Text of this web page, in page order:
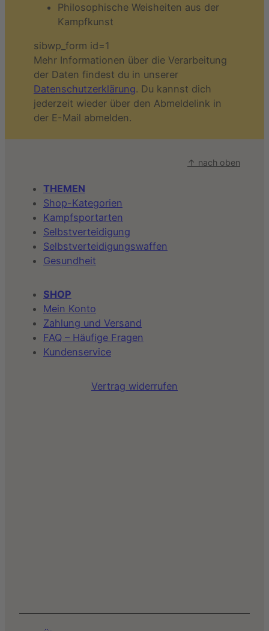
Philosophische Weisheiten aus der
Kampfkunst
sibwp_form id=1
Mehr Informationen über die Verarbeitung
der Daten findest du in unserer
Datenschutzerklärung. Du kannst dich
jederzeit wieder über den Abmeldelink in
der E-Mail abmelden.
↑ nach oben
THEMEN
Shop-Kategorien
Kampfsportarten
Selbstverteidigung
Selbstverteidigungswaffen
Gesundheit
SHOP
Mein Konto
Zahlung und Versand
FAQ – Häufige Fragen
Kundenservice
Vertrag widerrufen